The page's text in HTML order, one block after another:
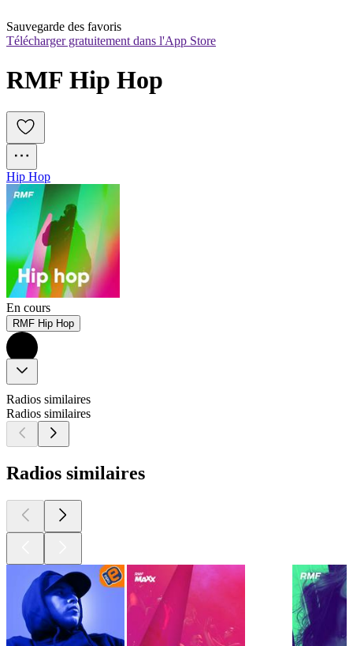
Sauvegarde des favoris
Télécharger gratuitement dans l'App Store
RMF Hip Hop
Hip Hop
En cours
RMF Hip Hop
Radios similaires
Radios similaires
Radios similaires